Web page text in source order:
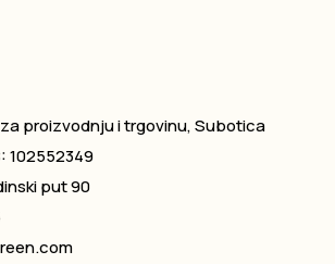
proizvodnju i trgovinu, Subotica
102552349
put 90